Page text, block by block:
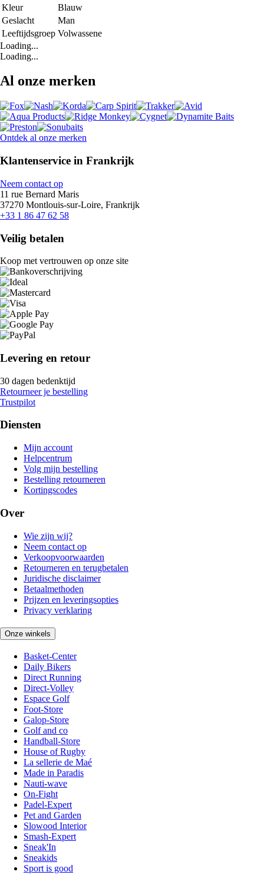
Kleur
Blauw
Geslacht
Man
Leeftijdsgroep Volwassene
Loading...
Loading...
Al onze merken
Ontdek al onze merken
Klantenservice in Frankrijk
Neem contact op
11 rue Bernard Maris
37270 Montlouis-sur-Loire, Frankrijk
+33 1 86 47 62 58
Veilig betalen
Koop met vertrouwen op onze site
Levering en retour
30 dagen bedenktijd
Retourneer je bestelling
Trustpilot
Diensten
Mijn account
Helpcentrum
Volg mijn bestelling
Bestelling retourneren
Kortingscodes
Over
Wie zijn wij?
Neem contact op
Verkoopvoorwaarden
Retourneren en terugbetalen
Juridische disclaimer
Betaalmethoden
Prijzen en leveringsopties
Privacy verklaring
Onze winkels
Basket-Center
Daily Bikers
Direct Running
Direct-Volley
Espace Golf
Foot-Store
Galop-Store
Golf and co
Handball-Store
House of Rugby
La sellerie de Maé
Made in Paradis
Nauti-wave
On-Fight
Padel-Expert
Pet and Garden
Slowood Interior
Smash-Expert
Sneak'In
Sneakids
Sport is good